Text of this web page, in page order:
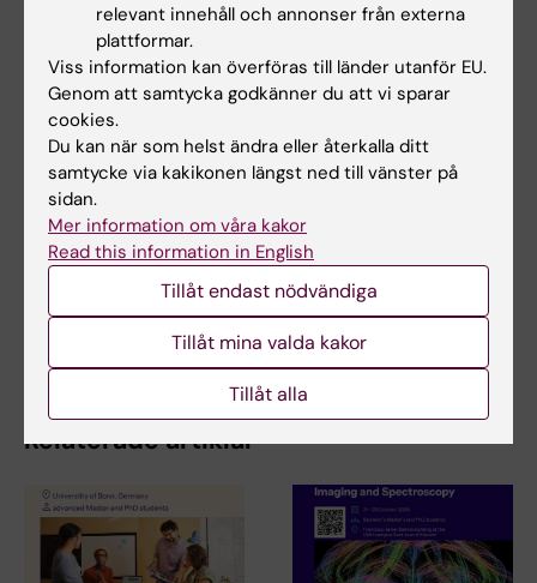
2018, doi: 10.1038/s4167-018-06033-3
Tags
Neurovetenskap
Uppdaterad av:
Charlotte Brandt
2022-07-06
Relaterade artiklar
relevant innehåll och annonser från externa
plattformar.
Viss information kan överföras till länder utanför EU.
Genom att samtycka godkänner du att vi sparar
cookies.
Du kan när som helst ändra eller återkalla ditt
samtycke via kakikonen längst ned till vänster på
sidan.
Mer information om våra kakor
Read this information in English
Tillåt endast nödvändiga
Tillåt mina valda kakor
Tillåt alla